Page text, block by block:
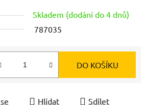
Skladem (dodání do 4 dnů)
787035
DO KOŠÍKU
Hlídat Sdílet